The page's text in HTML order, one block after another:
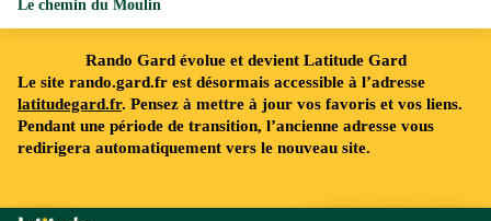
Rando Gard évolue et devient Latitude Gard
Le site rando.gard.fr est désormais accessible à l’adresse
latitudegard.fr. Pensez à mettre à jour vos favoris et vos liens.
Pendant une période de transition, l’ancienne adresse vous
redirigera automatiquement vers le nouveau site.
Le chemin du Moulin